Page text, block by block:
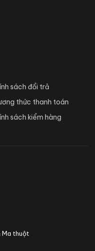
sách đổi trả
thức thanh toán
sách kiểm hàng
Ma thuột